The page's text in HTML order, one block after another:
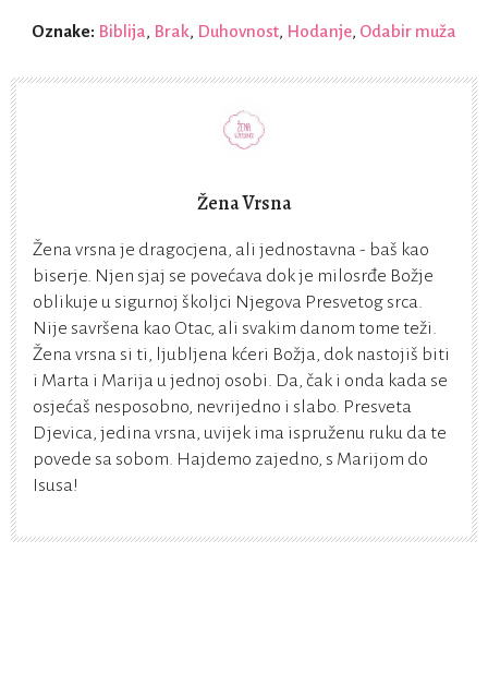
Oznake: Biblija, Brak, Duhovnost, Hodanje, Odabir muža
Žena Vrsna
Žena vrsna je dragocjena, ali jednostavna - baš kao
biserje. Njen sjaj se povećava dok je milosrđe Božje
oblikuje u sigurnoj školjci Njegova Presvetog srca.
Nije savršena kao Otac, ali svakim danom tome teži.
Žena vrsna si ti, ljubljena kćeri Božja, dok nastojiš biti
i Marta i Marija u jednoj osobi. Da, čak i onda kada se
osjećaš nesposobno, nevrijedno i slabo. Presveta
Djevica, jedina vrsna, uvijek ima ispruženu ruku da te
povede sa sobom. Hajdemo zajedno, s Marijom do
Isusa!